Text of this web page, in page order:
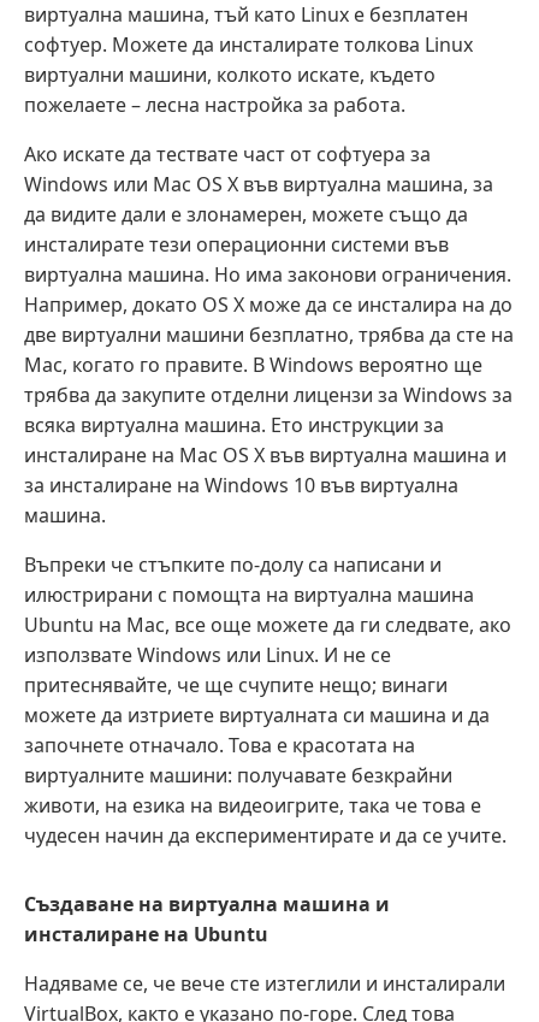
виртуална машина, тъй като Linux е безплатен
софтуер. Можете да инсталирате толкова Linux
виртуални машини, колкото искате, където
пожелаете – лесна настройка за работа.
Ако искате да тествате част от софтуера за
Windows или Mac OS X във виртуална машина, за
да видите дали е злонамерен, можете също да
инсталирате тези операционни системи във
виртуална машина. Но има законови ограничения.
Например, докато OS X може да се инсталира на до
две виртуални машини безплатно, трябва да сте на
Mac, когато го правите. В Windows вероятно ще
трябва да закупите отделни лицензи за Windows за
всяка виртуална машина. Ето инструкции за
инсталиране на Mac OS X във виртуална машина и
за инсталиране на Windows 10 във виртуална
машина.
Въпреки че стъпките по-долу са написани и
илюстрирани с помощта на виртуална машина
Ubuntu на Mac, все още можете да ги следвате, ако
използвате Windows или Linux. И не се
притеснявайте, че ще счупите нещо; винаги
можете да изтриете виртуалната си машина и да
започнете отначало. Това е красотата на
виртуалните машини: получавате безкрайни
животи, на езика на видеоигрите, така че това е
чудесен начин да експериментирате и да се учите.
Създаване на виртуална машина и
инсталиране на Ubuntu
Надяваме се, че вече сте изтеглили и инсталирали
VirtualBox, както е указано по-горе. След това